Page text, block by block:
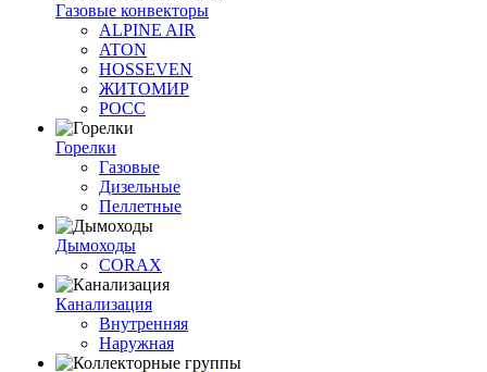
Газовые конвекторы
ALPINE AIR
ATON
HOSSEVEN
ЖИТОМИР
РОСС
Горелки
Газовые
Дизельные
Пеллетные
Дымоходы
CORAX
Канализация
Внутренняя
Наружная